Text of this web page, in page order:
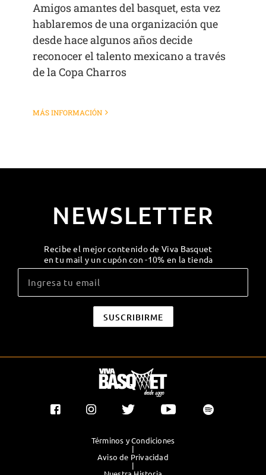
Amigos amantes del basquet, esta vez
hablaremos de una organización que
desde hace algunos años decide
reconocer el talento mexicano a través
de la Copa Charros
MÁS INFORMACIÓN
NEWSLETTER
Recibe el mejor contenido de Viva Basquet
en tu mail y un cupón con -10% en la tienda
Términos y Condiciones
|
Aviso de Privacidad
|